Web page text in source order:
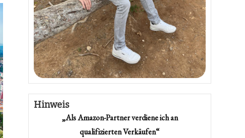
Hinweis
„Als Amazon-Partner verdiene ich an
qualifizierten Verkäufen“